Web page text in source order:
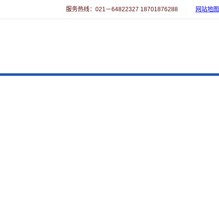
服务热线：021－64822327 18701876288 网站地图